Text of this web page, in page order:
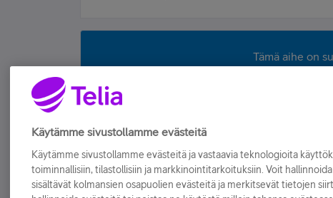
Tämä aihe on
Käytä hakua löytääksesi muita
Käytämme sivustollamme evästeitä
Käytämme sivustollamme evästeitä ja vastaavia teknologioita
toiminnallisiin, tilastollisiin ja markkinointitarkoituksiin. Voit
sisältävät kolmansien osapuolien evästeitä ja merkitsevät tietojen